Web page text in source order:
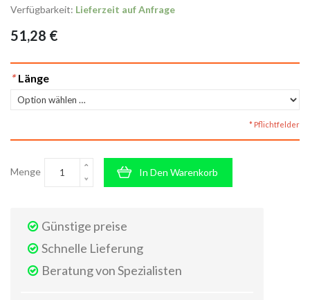
Verfügbarkeit: Lieferzeit auf Anfrage
51,28 €
* Länge
* Pflichtfelder
Menge In Den Warenkorb
Günstige preise
Schnelle Lieferung
Beratung von Spezialisten